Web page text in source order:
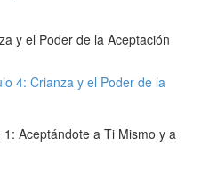
y el Poder de la Aceptación
4: Crianza y el Poder de la
Aceptándote a Ti Mismo y a